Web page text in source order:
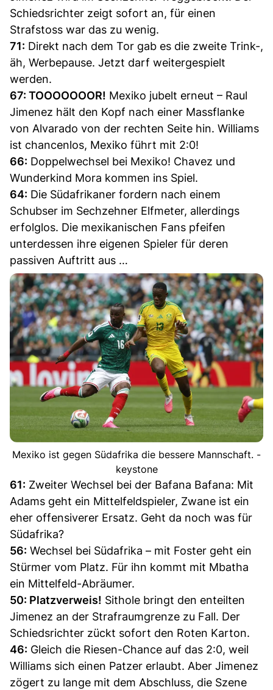
Schiedsrichter zeigt sofort an, für einen
Strafstoss war das zu wenig.
71: Direkt nach dem Tor gab es die zweite Trink-,
äh, Werbepause. Jetzt darf weitergespielt
werden.
67: TOOOOOOOR! Mexiko jubelt erneut – Raul
Jimenez hält den Kopf nach einer Massflanke
von Alvarado von der rechten Seite hin. Williams
ist chancenlos, Mexiko führt mit 2:0!
66: Doppelwechsel bei Mexiko! Chavez und
Wunderkind Mora kommen ins Spiel.
64: Die Südafrikaner fordern nach einem
Schubser im Sechzehner Elfmeter, allerdings
erfolglos. Die mexikanischen Fans pfeifen
unterdessen ihre eigenen Spieler für deren
passiven Auftritt aus …
Mexiko ist gegen Südafrika die bessere Mannschaft. -
keystone
61: Zweiter Wechsel bei der Bafana Bafana: Mit
Adams geht ein Mittelfeldspieler, Zwane ist ein
eher offensiverer Ersatz. Geht da noch was für
Südafrika?
56: Wechsel bei Südafrika – mit Foster geht ein
Stürmer vom Platz. Für ihn kommt mit Mbatha
ein Mittelfeld-Abräumer.
50: Platzverweis! Sithole bringt den enteilten
Jimenez an der Strafraumgrenze zu Fall. Der
Schiedsrichter zückt sofort den Roten Karton.
46: Gleich die Riesen-Chance auf das 2:0, weil
Williams sich einen Patzer erlaubt. Aber Jimenez
zögert zu lange mit dem Abschluss, die Szene